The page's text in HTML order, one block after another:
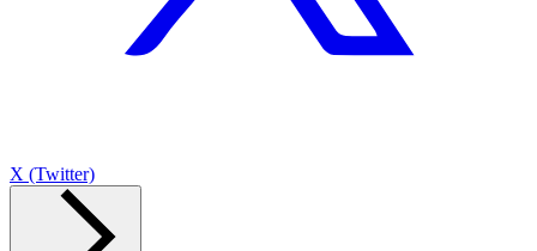
X (Twitter)